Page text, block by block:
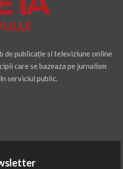
de publicație si televiziune online
care se bazeaza pe jurnalism
serviciul public.